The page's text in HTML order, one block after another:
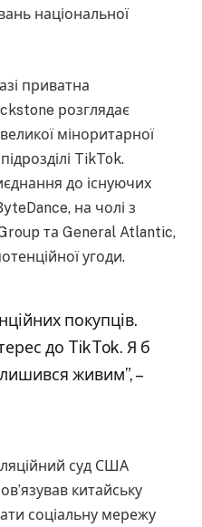
національної
приватна
розглядає
міноритарної
TikTok.
до існуючих
на чолі з
та General Atlantic,
угоди.
покупців.
до TikTok. Я б
живим”, –
суд США
китайську
соціальну мережу